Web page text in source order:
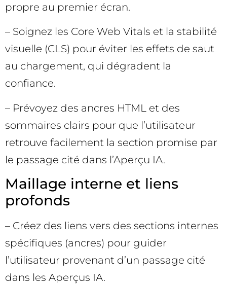
propre au premier écran.
– Soignez les Core Web Vitals et la stabilité
visuelle (CLS) pour éviter les effets de saut
au chargement, qui dégradent la
confiance.
– Prévoyez des ancres HTML et des
sommaires clairs pour que l’utilisateur
retrouve facilement la section promise par
le passage cité dans l’Aperçu IA.
Maillage interne et liens
profonds
– Créez des liens vers des sections internes
spécifiques (ancres) pour guider
l’utilisateur provenant d’un passage cité
dans les Aperçus IA.